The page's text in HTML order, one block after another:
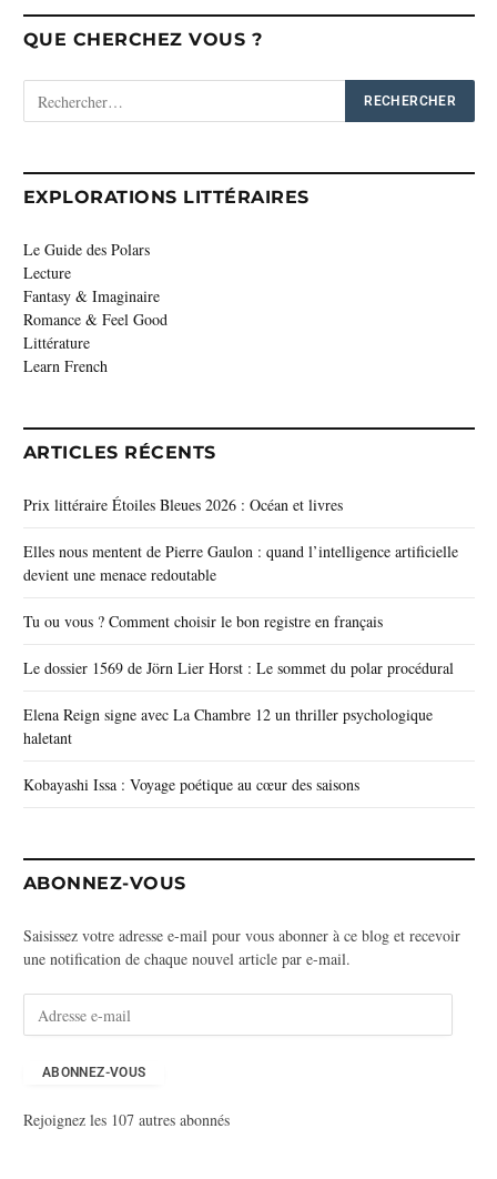
QUE CHERCHEZ VOUS ?
EXPLORATIONS LITTÉRAIRES
Le Guide des Polars
Lecture
Fantasy & Imaginaire
Romance & Feel Good
Littérature
Learn French
ARTICLES RÉCENTS
Prix littéraire Étoiles Bleues 2026 : Océan et livres
Elles nous mentent de Pierre Gaulon : quand l’intelligence artificielle
devient une menace redoutable
Tu ou vous ? Comment choisir le bon registre en français
Le dossier 1569 de Jörn Lier Horst : Le sommet du polar procédural
Elena Reign signe avec La Chambre 12 un thriller psychologique
haletant
Kobayashi Issa : Voyage poétique au cœur des saisons
ABONNEZ-VOUS
Saisissez votre adresse e-mail pour vous abonner à ce blog et recevoir
une notification de chaque nouvel article par e-mail.
s
ABONNEZ-VOUS
Rejoignez les 107 autres abonnés